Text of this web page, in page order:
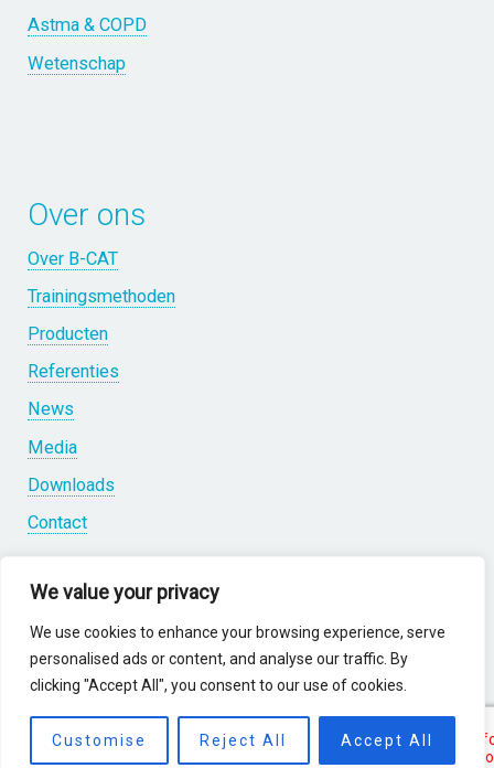
We value your privacy
We use cookies to enhance your browsing experience, serve
personalised ads or content, and analyse our traffic. By
clicking "Accept All", you consent to our use of cookies.
Customise Reject All Accept All
Astma & COPD
Wetenschap
Over ons
Over B-CAT
Trainingsmethoden
Producten
Referenties
News
Media
Downloads
Contact
Partners